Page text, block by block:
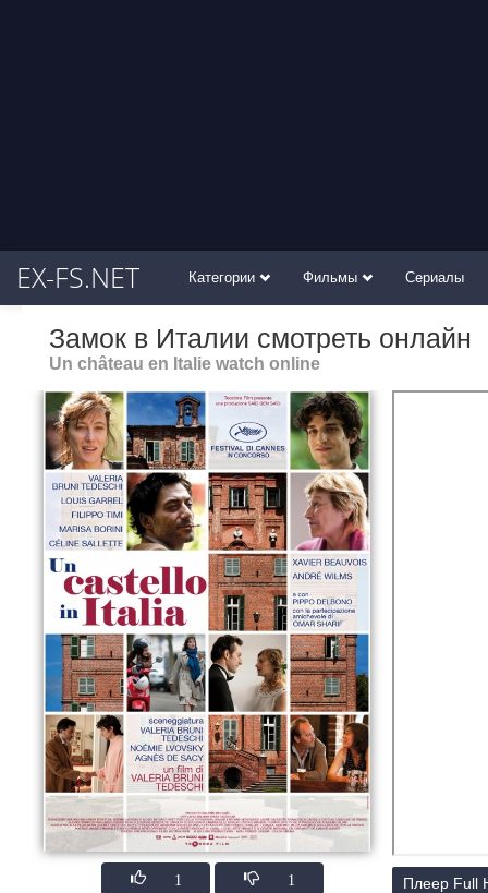
EX-FS.NET Категории Фильмы Сериалы
Замок в Италии смотреть онлайн
Un château en Italie watch online
1 1 Плеер Full